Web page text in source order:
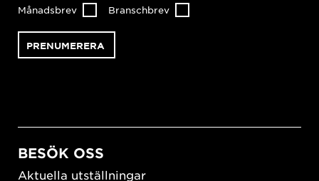
Månadsbrev Branschbrev
BESÖK OSS
Aktuella utställningar